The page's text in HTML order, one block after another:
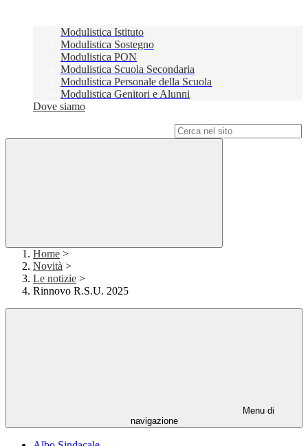
Modulistica Istituto
Modulistica Sostegno
Modulistica PON
Modulistica Scuola Secondaria
Modulistica Personale della Scuola
Modulistica Genitori e Alunni
Dove siamo
Home >
Novità >
Le notizie >
Rinnovo R.S.U. 2025
Menu di
navigazione